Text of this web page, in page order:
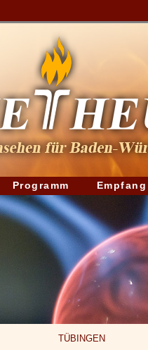
Programm Empfang
TÜBINGEN